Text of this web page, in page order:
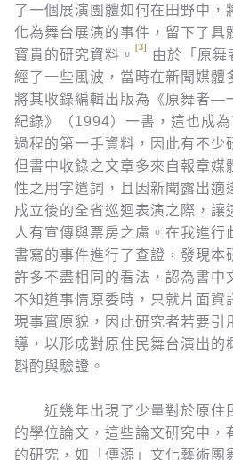
了一個展演團體如何在田野中，
化為舞台展演的事件，留下了具
寶貴的研究資料。
[3]
由於「原舞
經了一些風波，當時在新聞媒體
將其收錄編輯出版為《原舞者—
紀錄》（1994）一書，這也成
過程的第一手資料，因此有不少
但書中收錄之文章多來自報章媒
性之用字遣詞，且因新聞露出適
成立後的全省巡迴表演之際，讓
人有宣傳與票房之慮。在我進行
書寫的事件進行了查證，發現本
許多不盡相同的看法，認為書中
不知道事情原委時，只就片面資
現事實原貌，因此研究者若要引
導，以形成對原住民舞台演出的
斟酌與驗證。
近幾年出現了少量對於原住
的學位論文，這些論文研究中，
的研究，如「傳源」文化藝術團